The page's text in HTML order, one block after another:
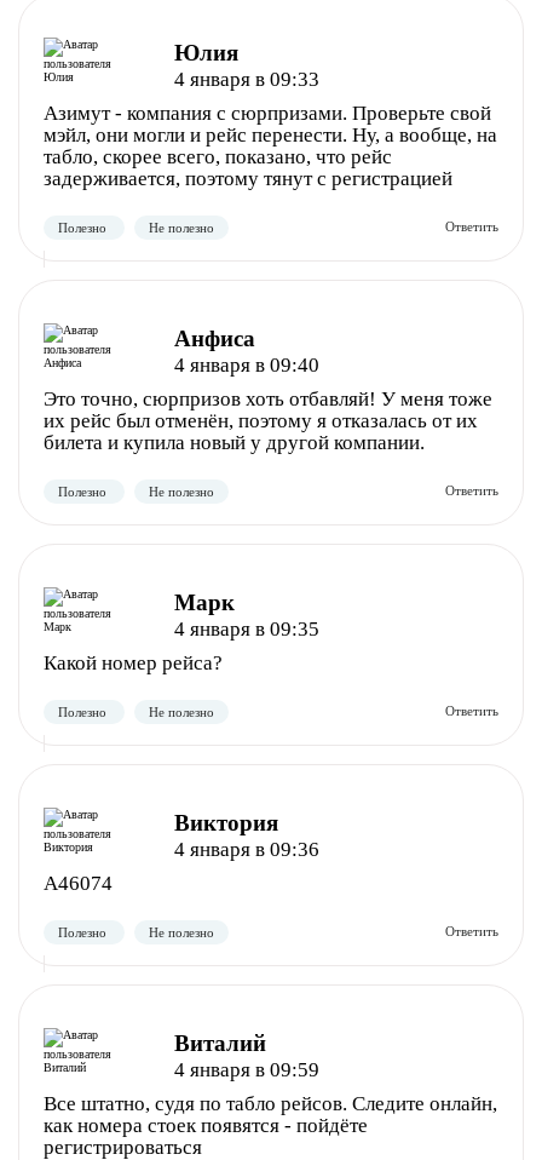
Юлия
4 января в 09:33
Азимут - компания с сюрпризами. Проверьте свой
мэйл, они могли и рейс перенести. Ну, а вообще, на
табло, скорее всего, показано, что рейс
задерживается, поэтому тянут с регистрацией
Анфиса
4 января в 09:40
Это точно, сюрпризов хоть отбавляй! У меня тоже
их рейс был отменён, поэтому я отказалась от их
билета и купила новый у другой компании.
Марк
4 января в 09:35
Какой номер рейса?
Виктория
4 января в 09:36
A46074
Виталий
4 января в 09:59
Все штатно, судя по табло рейсов. Следите онлайн,
как номера стоек появятся - пойдёте
регистрироваться